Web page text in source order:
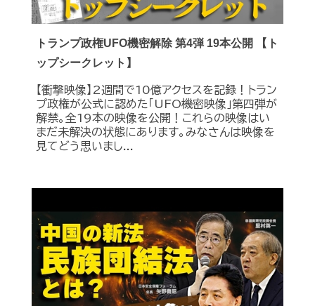
トランプ政権UFO機密解除 第4弾 19本公開 【ト
ップシークレット】
【衝撃映像】2週間で10億アクセスを記録！トラン
プ政権が公式に認めた｢UFO機密映像｣第四弾が
解禁。全19本の映像を公開！これらの映像はい
まだ未解決の状態にあります。みなさんは映像を
見てどう思いまし...